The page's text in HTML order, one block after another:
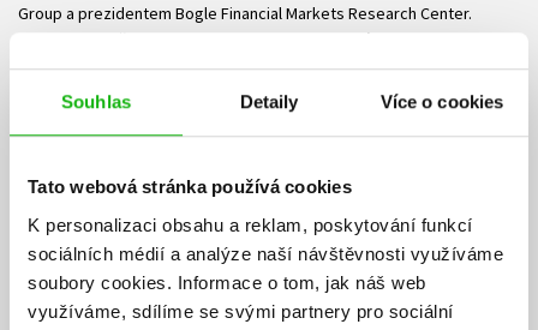
Souhlas Detaily Více o cookies
Tato webová stránka používá cookies
K personalizaci obsahu a reklam, poskytování funkcí
sociálních médií a analýze naší návštěvnosti využíváme
soubory cookies. Informace o tom, jak náš web
využíváme, sdílíme se svými partnery pro sociální
Group a prezidentem Bogle Financial Markets Research Center.
Vanguard založil v roce 1974 a do roku 1996 zastával pozici
generálního ředitele a předsedy představenstva společnosti, poté až
do roku 2000 byl na pozici senior chairman. V roce 1999 jmenoval
magazín Fortune Johna C. Bogla jedním ze čtyř „investičních gigantů“
Institutional Investor mu udělil ocenění Lifetime Achievement Award.
Ke stažení
PDF Obsah.pdf PDF Ukázka.pdf